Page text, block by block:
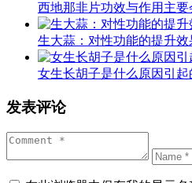
西地那非片功效与作用主要
生大蒜：对性功能的提升效
女生长胡子是什么原因引起
发表评论